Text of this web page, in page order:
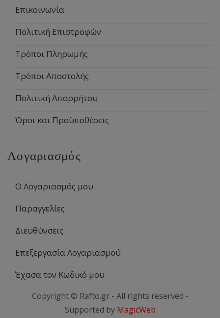
Επικοινωνία
Πολιτική Επιστροφών
Τρόποι Πληρωμής
Τρόποι Αποστολής
Πολιτική Απορρήτου
Όροι και Προϋποθέσεις
Λογαριασμός
Ο Λογαριασμός μου
Παραγγελίες
Διευθύνσεις
Επεξεργασία Λογαριασμού
Έχασα τον Κωδικό μου
Copyright © Rafto.gr - All rights reserved -
Supported by MagicWeb